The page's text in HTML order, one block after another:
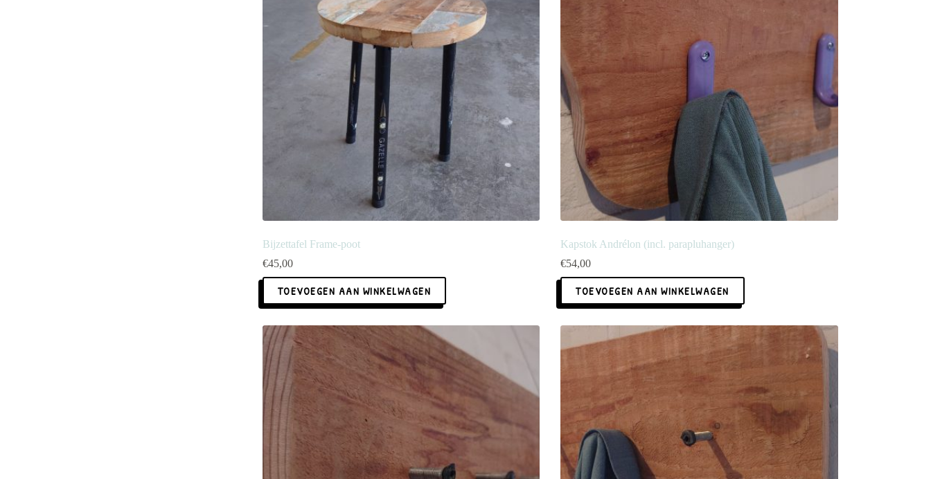
Bijzettafel Frame-poot
€45,00
TOEVOEGEN AAN WINKELWAGEN
Kapstok Andrélon (incl. parapluhanger)
€54,00
TOEVOEGEN AAN WINKELWAGEN